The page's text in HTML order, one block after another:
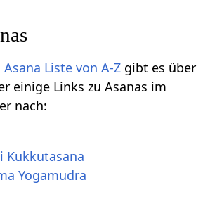
Asana Liste von A-Z gibt es über
einige Links zu Asanas im
nach:
Kukkutasana
Yogamudra